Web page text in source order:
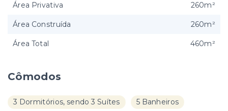
Cômodos
3 Dormitórios, sendo 3 Suítes 5 Banheiros
Área Privativa 260m²
Área Construída 260m²
Área Total 460m²